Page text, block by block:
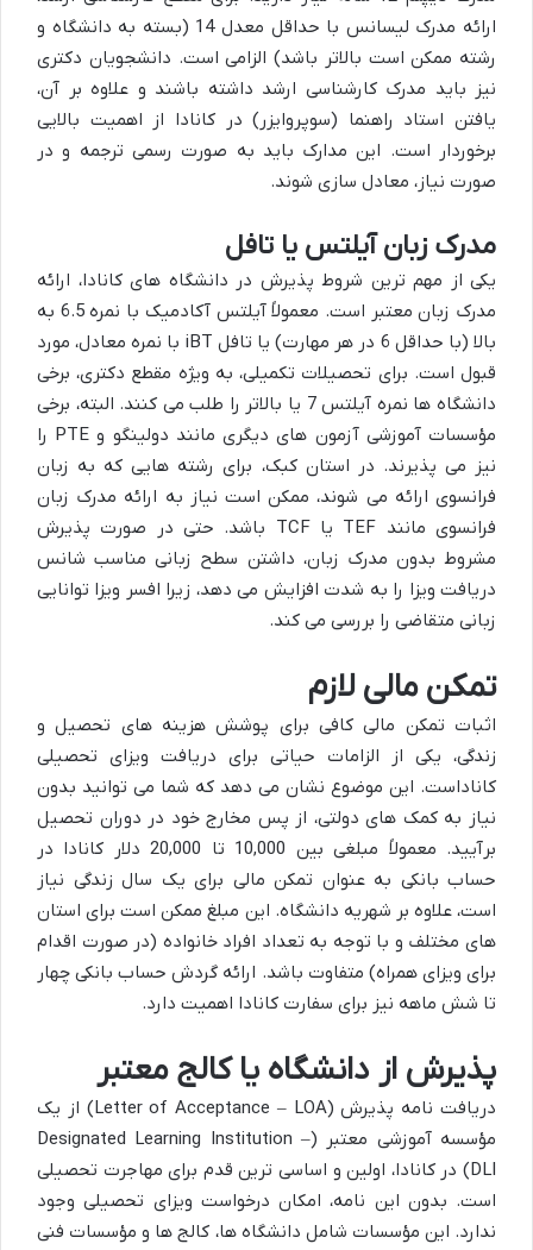
ارائه مدرک لیسانس با حداقل معدل 14 (بسته به دانشگاه و
رشته ممکن است بالاتر باشد) الزامی است. دانشجویان دکتری
نیز باید مدرک کارشناسی ارشد داشته باشند و علاوه بر آن،
یافتن استاد راهنما (سوپروایزر) در کانادا از اهمیت بالایی
برخوردار است. این مدارک باید به صورت رسمی ترجمه و در
صورت نیاز، معادل سازی شوند.
مدرک زبان آیلتس یا تافل
یکی از مهم ترین شروط پذیرش در دانشگاه های کانادا، ارائه
مدرک زبان معتبر است. معمولاً آیلتس آکادمیک با نمره 6.5 به
بالا (با حداقل 6 در هر مهارت) یا تافل iBT با نمره معادل، مورد
قبول است. برای تحصیلات تکمیلی، به ویژه مقطع دکتری، برخی
دانشگاه ها نمره آیلتس 7 یا بالاتر را طلب می کنند. البته، برخی
مؤسسات آموزشی آزمون های دیگری مانند دولینگو و PTE را
نیز می پذیرند. در استان کبک، برای رشته هایی که به زبان
فرانسوی ارائه می شوند، ممکن است نیاز به ارائه مدرک زبان
فرانسوی مانند TEF یا TCF باشد. حتی در صورت پذیرش
مشروط بدون مدرک زبان، داشتن سطح زبانی مناسب شانس
دریافت ویزا را به شدت افزایش می دهد، زیرا افسر ویزا توانایی
زبانی متقاضی را بررسی می کند.
تمکن مالی لازم
اثبات تمکن مالی کافی برای پوشش هزینه های تحصیل و
زندگی، یکی از الزامات حیاتی برای دریافت ویزای تحصیلی
کاناداست. این موضوع نشان می دهد که شما می توانید بدون
نیاز به کمک های دولتی، از پس مخارج خود در دوران تحصیل
برآیید. معمولاً مبلغی بین 10,000 تا 20,000 دلار کانادا در
حساب بانکی به عنوان تمکن مالی برای یک سال زندگی نیاز
است، علاوه بر شهریه دانشگاه. این مبلغ ممکن است برای استان
های مختلف و با توجه به تعداد افراد خانواده (در صورت اقدام
برای ویزای همراه) متفاوت باشد. ارائه گردش حساب بانکی چهار
تا شش ماهه نیز برای سفارت کانادا اهمیت دارد.
پذیرش از دانشگاه یا کالج معتبر
دریافت نامه پذیرش (Letter of Acceptance – LOA) از یک
مؤسسه آموزشی معتبر (Designated Learning Institution –
DLI) در کانادا، اولین و اساسی ترین قدم برای مهاجرت تحصیلی
است. بدون این نامه، امکان درخواست ویزای تحصیلی وجود
ندارد. این مؤسسات شامل دانشگاه ها، کالج ها و مؤسسات فنی